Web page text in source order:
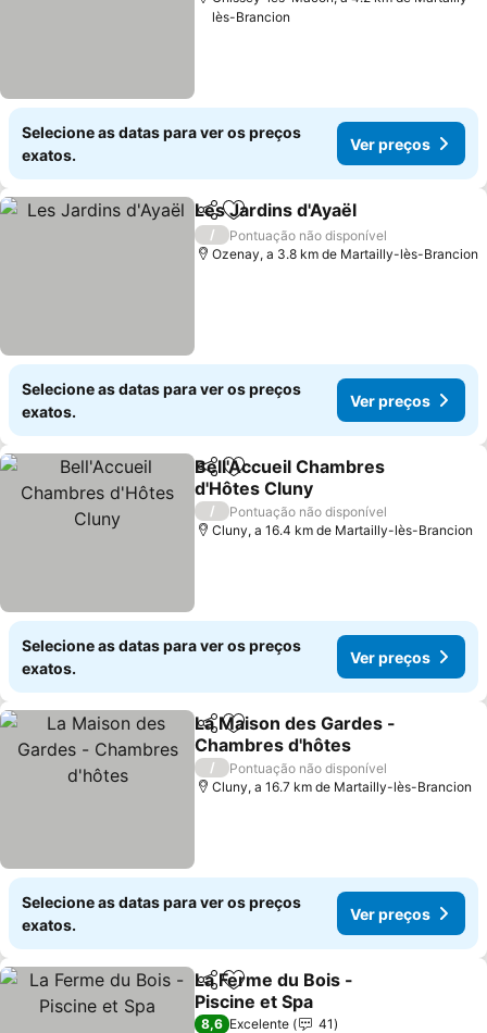
lès-Brancion
Selecione as datas para ver os preços
exatos.
Ver preços
PartilharAdicionar aos favoritos
Les Jardins d'Ayaël
/
Pontuação não disponível
Ozenay, a 3.8 km de Martailly-lès-Brancion
Selecione as datas para ver os preços
exatos.
Ver preços
PartilharAdicionar aos favoritos
Bell'Accueil Chambres
d'Hôtes Cluny
/
Pontuação não disponível
Cluny, a 16.4 km de Martailly-lès-Brancion
Selecione as datas para ver os preços
exatos.
Ver preços
PartilharAdicionar aos favoritos
La Maison des Gardes -
Chambres d'hôtes
/
Pontuação não disponível
Cluny, a 16.7 km de Martailly-lès-Brancion
Selecione as datas para ver os preços
exatos.
Ver preços
PartilharAdicionar aos favoritos
La Ferme du Bois -
Piscine et Spa
8,6 Excelente
41